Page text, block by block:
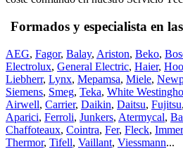
Formados y especialista en
AEG, Fagor, Balay, Ariston, Beko,
Electrolux, General Electric, Haier,
Liebherr, Lynx, Mepamsa, Miele,
Siemens, Smeg, Teka, White
Airwell, Carrier, Daikin, Daitsu, Fujitsu,
Aparici, Ferroli, Junkers, Atermycal,
Chaffoteaux, Cointra, Fer, Fleck,
Thermor, Tifell, Vaillant, Viessmann...